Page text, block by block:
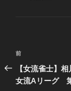
投
稿
ナ
前
の
投
前
【女流雀士】
女流Aリーグ